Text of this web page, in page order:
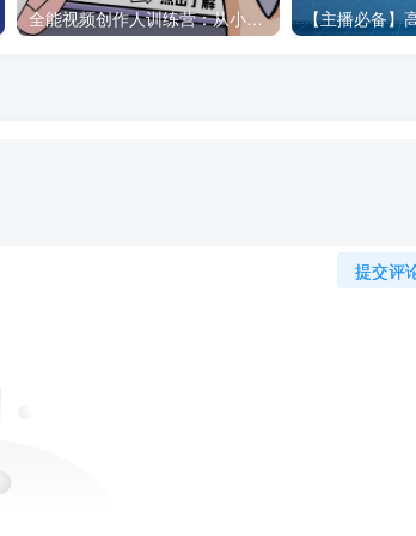
全能视频创作人训练营：从小白入门到创作进阶，助你全面提升
提交评